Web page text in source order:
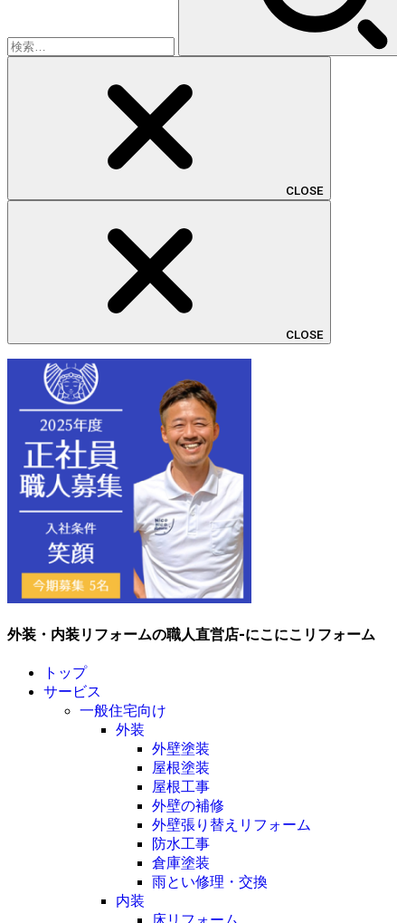
CLOSE
CLOSE
外装・内装リフォームの職人直営店-にこにこリフォーム
トップ
サービス
一般住宅向け
外装
外壁塗装
屋根塗装
屋根工事
外壁の補修
外壁張り替えリフォーム
防水工事
倉庫塗装
雨とい修理・交換
内装